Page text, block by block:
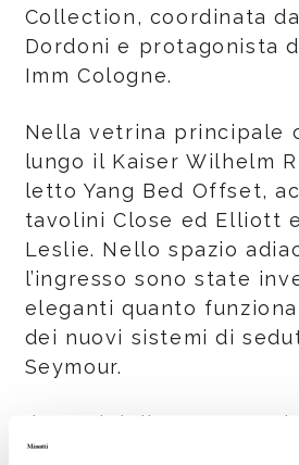
Collection, coordinata
Dordoni e protagonista
Imm Cologne.
Nella vetrina principale
lungo il Kaiser Wilhelm
letto Yang Bed Offset,
tavolini Close ed Elliott
Leslie. Nello spazio
l’ingresso sono state
eleganti quanto
dei nuovi sistemi di
Seymour.
Il mood della
affascinanti